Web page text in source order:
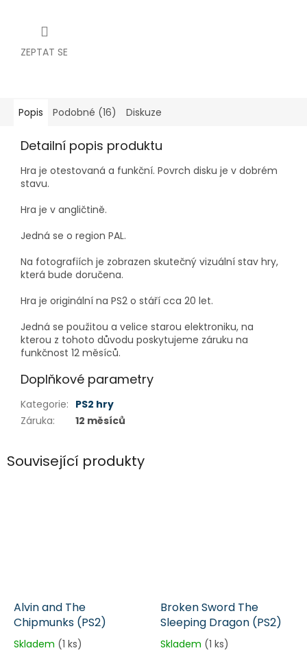
ZEPTAT SE
Popis Podobné (16) Diskuze
Detailní popis produktu
Hra je otestovaná a funkční. Povrch disku je v dobrém
stavu.
Hra je v angličtině.
Jedná se o region PAL.
Na fotografiích je zobrazen skutečný vizuální stav hry,
která bude doručena.
Hra je originální na PS2 o stáří cca 20 let.
Jedná se použitou a velice starou elektroniku, na
kterou z tohoto důvodu poskytujeme záruku na
funkčnost 12 měsíců.
Doplňkové parametry
Kategorie: PS2 hry
Záruka: 12 měsíců
Související produkty
Alvin and The
Chipmunks (PS2)
Skladem (1 ks)
Broken Sword The
Sleeping Dragon (PS2)
Skladem (1 ks)